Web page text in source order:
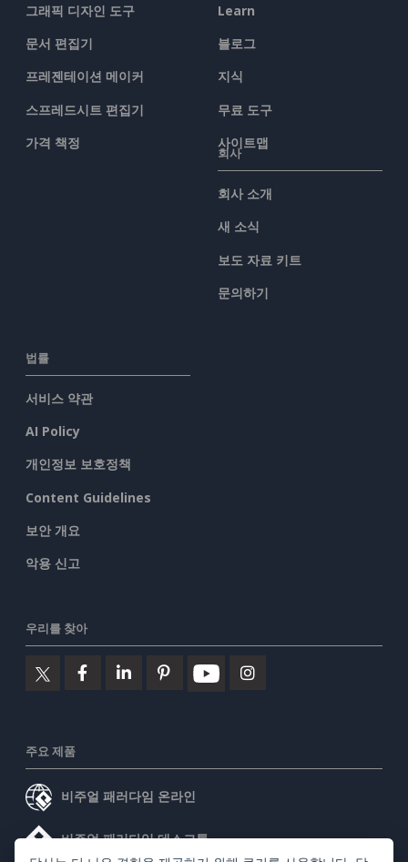
그래픽 디자인 도구
문서 편집기
프레젠테이션 메이커
스프레드시트 편집기
가격 책정
Learn
블로그
지식
무료 도구
사이트맵
회사
회사 소개
새 소식
보도 자료 키트
문의하기
법률
서비스 약관
AI Policy
개인정보 보호정책
Content Guidelines
보안 개요
악용 신고
우리를 찾아
주요 제품
비주얼 패러다임 온라인
비주얼 패러다임 데스크톱